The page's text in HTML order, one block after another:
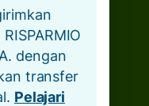
dengan
transfer
Pelajari